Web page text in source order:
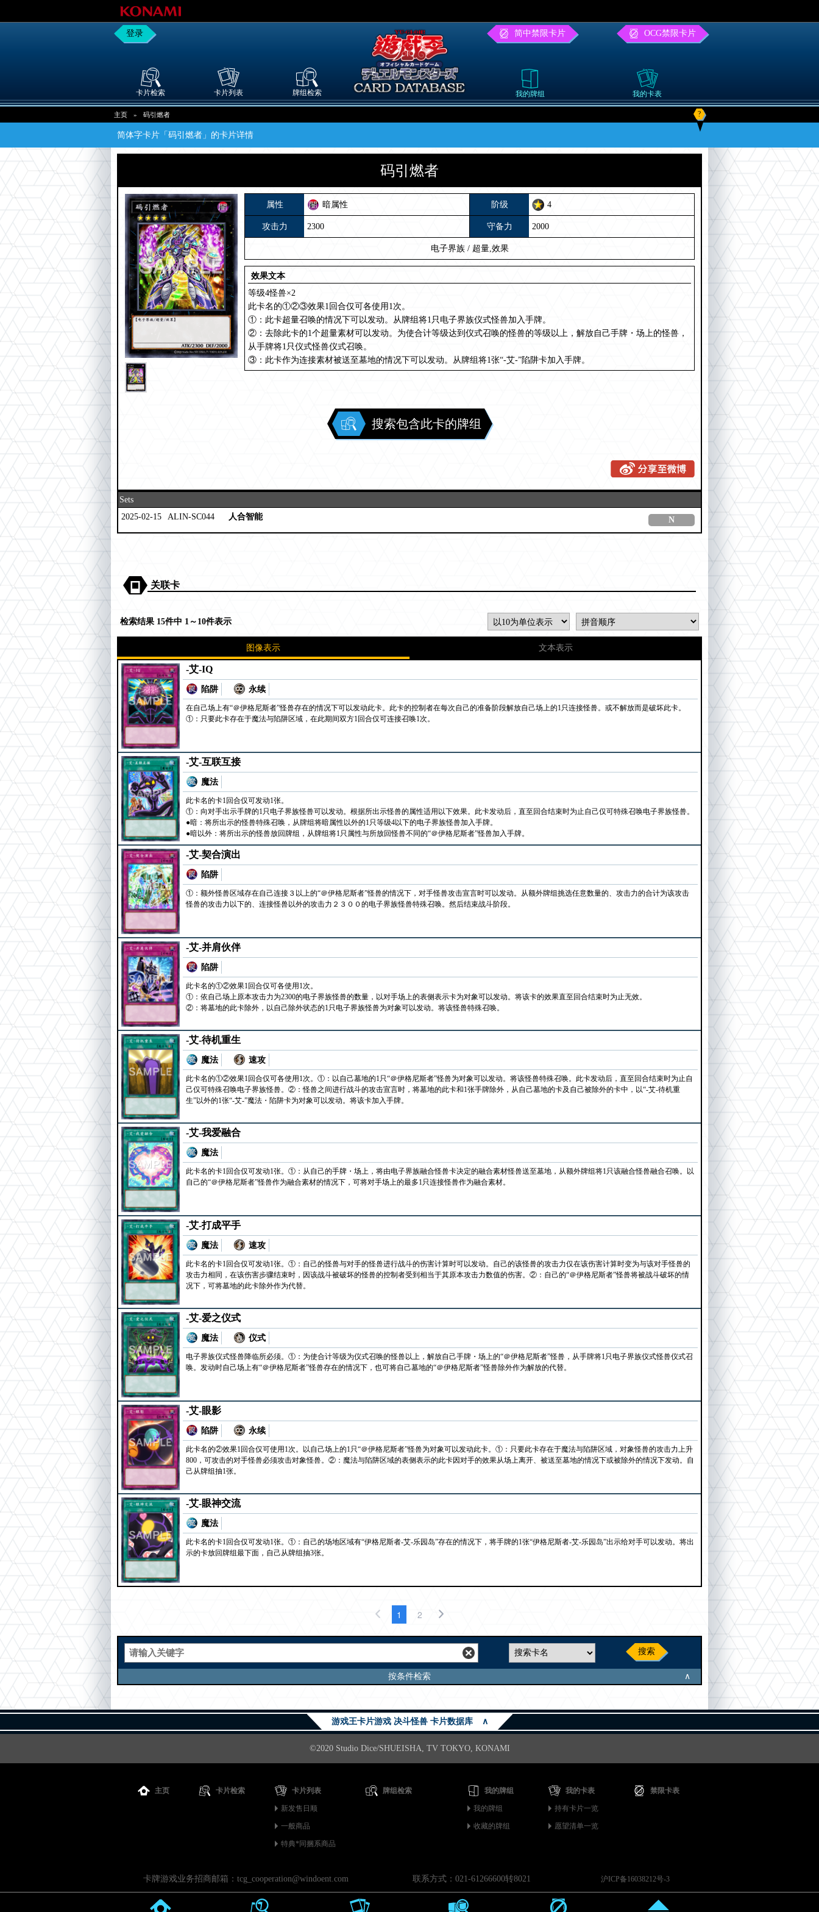
登录 简中禁限卡片 OCG禁限卡片
卡片检索 卡片列表 牌组检索 我的牌组 我的卡表
主页 » 码引燃者 ?
简体字卡片「码引燃者」的卡片详情
码引燃者
属性 暗属性 阶级 4
攻击力 2300 守备力 2000
电子界族 / 超量,效果
效果文本
等级4怪兽×2
此卡名的①②③效果1回合仅可各使用1次。
①：此卡超量召唤的情况下可以发动。从牌组将1只电子界族仪式怪兽加入手牌。
②：去除此卡的1个超量素材可以发动。为使合计等级达到仪式召唤的怪兽的等级以上，解放自己手牌・场上的怪兽，
从手牌将1只仪式怪兽仪式召唤。
③：此卡作为连接素材被送至墓地的情况下可以发动。从牌组将1张“-艾-”陷阱卡加入手牌。
搜索包含此卡的牌组
Sets
2025-02-15
ALIN-SC044 人合智能 N
关联卡
检索结果 15件中 1～10件表示
图像表示 文本表示
-艾-IQ
陷阱 永续
在自己场上有“＠伊格尼斯者”怪兽存在的情况下可以发动此卡。此卡的控制者在每次自己的准备阶段解放自己场上的1只连接怪兽。或不解放而是破坏此卡。
①：只要此卡存在于魔法与陷阱区域，在此期间双方1回合仅可连接召唤1次。
-艾-互联互接
魔法
此卡名的卡1回合仅可发动1张。
①：向对手出示手牌的1只电子界族怪兽可以发动。根据所出示怪兽的属性适用以下效果。此卡发动后，直至回合结束时为止自己仅可特殊召唤电子界族怪兽。
●暗：将所出示的怪兽特殊召唤，从牌组将暗属性以外的1只等级4以下的电子界族怪兽加入手牌。
●暗以外：将所出示的怪兽放回牌组，从牌组将1只属性与所放回怪兽不同的“＠伊格尼斯者”怪兽加入手牌。
-艾-契合演出
陷阱
①：额外怪兽区域存在自己连接３以上的“＠伊格尼斯者”怪兽的情况下，对手怪兽攻击宣言时可以发动。从额外牌组挑选任意数量的、攻击力的合计为该攻击
怪兽的攻击力以下的、连接怪兽以外的攻击力２３００的电子界族怪兽特殊召唤。然后结束战斗阶段。
-艾-并肩伙伴
陷阱
此卡名的①②效果1回合仅可各使用1次。
①：依自己场上原本攻击力为2300的电子界族怪兽的数量，以对手场上的表侧表示卡为对象可以发动。将该卡的效果直至回合结束时为止无效。
②：将墓地的此卡除外，以自己除外状态的1只电子界族怪兽为对象可以发动。将该怪兽特殊召唤。
-艾-待机重生
魔法 速攻
此卡名的①②效果1回合仅可各使用1次。①：以自己墓地的1只“＠伊格尼斯者”怪兽为对象可以发动。将该怪兽特殊召唤。此卡发动后，直至回合结束时为止自
己仅可特殊召唤电子界族怪兽。②：怪兽之间进行战斗的攻击宣言时，将墓地的此卡和1张手牌除外，从自己墓地的卡及自己被除外的卡中，以“-艾-待机重
生”以外的1张“-艾-”魔法・陷阱卡为对象可以发动。将该卡加入手牌。
-艾-我爱融合
魔法
此卡名的卡1回合仅可发动1张。①：从自己的手牌・场上，将由电子界族融合怪兽卡决定的融合素材怪兽送至墓地，从额外牌组将1只该融合怪兽融合召唤。以
自己的“＠伊格尼斯者”怪兽作为融合素材的情况下，可将对手场上的最多1只连接怪兽作为融合素材。
-艾-打成平手
魔法 速攻
此卡名的卡1回合仅可发动1张。①：自己的怪兽与对手的怪兽进行战斗的伤害计算时可以发动。自己的该怪兽的攻击力仅在该伤害计算时变为与该对手怪兽的
攻击力相同，在该伤害步骤结束时，因该战斗被破坏的怪兽的控制者受到相当于其原本攻击力数值的伤害。②：自己的“＠伊格尼斯者”怪兽将被战斗破坏的情
况下，可将墓地的此卡除外作为代替。
-艾-爱之仪式
魔法 仪式
电子界族仪式怪兽降临所必须。①：为使合计等级为仪式召唤的怪兽以上，解放自己手牌・场上的“＠伊格尼斯者”怪兽，从手牌将1只电子界族仪式怪兽仪式召
唤。发动时自己场上有“＠伊格尼斯者”怪兽存在的情况下，也可将自己墓地的“＠伊格尼斯者”怪兽除外作为解放的代替。
-艾-眼影
陷阱 永续
此卡名的②效果1回合仅可使用1次。以自己场上的1只“＠伊格尼斯者”怪兽为对象可以发动此卡。①：只要此卡存在于魔法与陷阱区域，对象怪兽的攻击力上升
800，可攻击的对手怪兽必须攻击对象怪兽。②：魔法与陷阱区域的表侧表示的此卡因对手的效果从场上离开、被送至墓地的情况下或被除外的情况下发动。自
己从牌组抽1张。
-艾-眼神交流
魔法
此卡名的卡1回合仅可发动1张。①：自己的场地区域有“伊格尼斯者-艾-乐园岛”存在的情况下，将手牌的1张“伊格尼斯者-艾-乐园岛”出示给对手可以发动。将出
示的卡放回牌组最下面，自己从牌组抽3张。
1 2
搜索
按条件检索 ∧
游戏王卡片游戏 决斗怪兽 卡片数据库 ∧
©2020 Studio Dice/SHUEISHA, TV TOKYO, KONAMI
主页 卡片检索 卡片列表
新发售日顺
一般商品
特典*同捆系商品
牌组检索 我的牌组
我的牌组
收藏的牌组
我的卡表
持有卡片一览
愿望清单一览
禁限卡表
卡牌游戏业务招商邮箱：tcg_cooperation@windoent.com 联系方式：021-61266600转8021 沪ICP备16038212号-3